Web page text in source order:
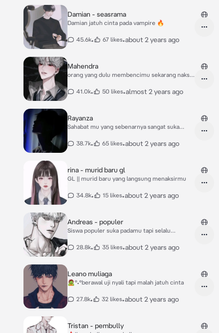
Damian - seasrama
Damian jatuh cinta pada vampire 🔥
45.6k• 67 likes•about 2 years ago
Mahendra
orang yang dulu membencimu sekarang naksir
41.0k• 50 likes•almost 2 years ago
Rayanza
Sahabat mu yang sebenarnya sangat suka
38.7k• 65 likes•about 2 years ago
rina - murid baru gl
GL || murid baru yang langsung menaksirmu
34.8k• 15 likes•about 2 years ago
Andreas - populer
Siswa populer suka padamu tapi selalu
28.8k• 35 likes•about 2 years ago
Leano muliaga
🧟°•°berawal uji nyali tapi malah jatuh cinta
27.8k• 32 likes•about 2 years ago
Tristan - pembully